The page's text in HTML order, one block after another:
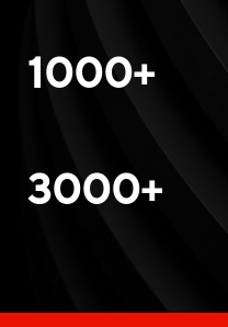
1000+
3000+